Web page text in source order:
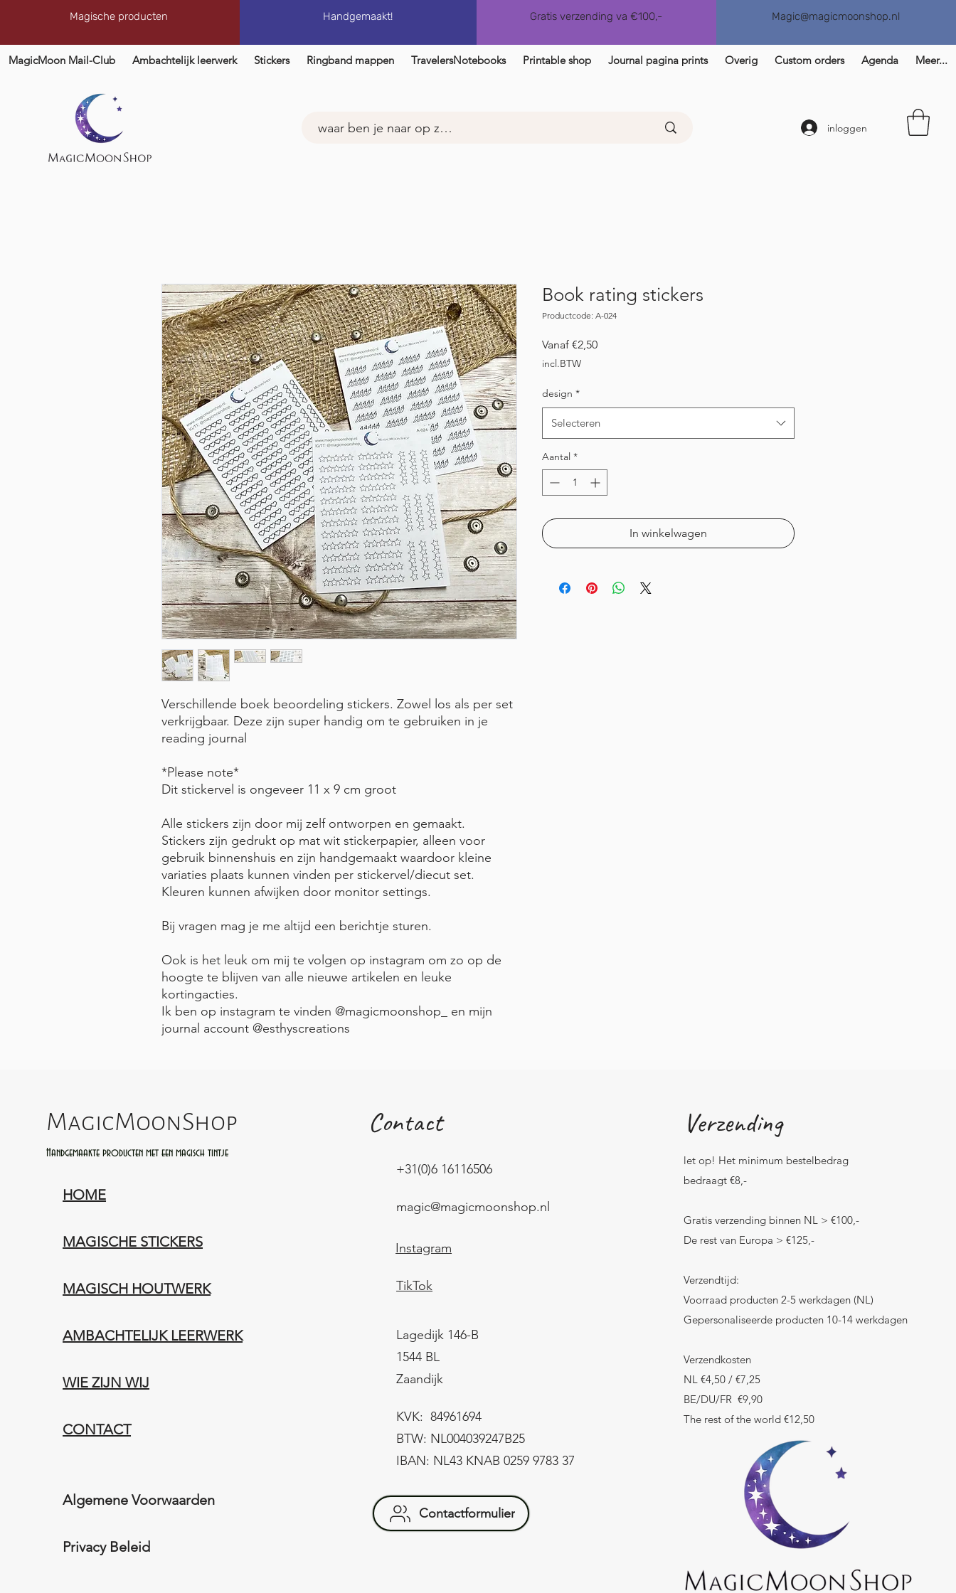
Magische producten Handgemaakt! Gratis verzending va €100,- Magic@magicmoonshop.nl
MagicMoon Mail-Club Ambachtelijk leerwerk Stickers Ringband mappen TravelersNotebooks Printable shop Journal pagina prints Overig Custom orders Agenda Meer...
inloggen
Verschillende boek beoordeling stickers. Zowel los als per set
verkrijgbaar. Deze zijn super handig om te gebruiken in je
reading journal
*Please note*
Dit stickervel is ongeveer 11 x 9 cm groot
Alle stickers zijn door mij zelf ontworpen en gemaakt.
Stickers zijn gedrukt op mat wit stickerpapier, alleen voor
gebruik binnenshuis en zijn handgemaakt waardoor kleine
variaties plaats kunnen vinden per stickervel/diecut set.
Kleuren kunnen afwijken door monitor settings.
Bij vragen mag je me altijd een berichtje sturen.
Ook is het leuk om mij te volgen op instagram om zo op de
hoogte te blijven van alle nieuwe artikelen en leuke
kortingacties.
Ik ben op instagram te vinden @magicmoonshop_ en mijn
journal account @esthyscreations
Book rating stickers
Productcode: A-024
Vanaf €2,50Verkoopprijs
incl.BTW
design *
Selecteren
Aantal *
In winkelwagen
MagicMoonShop
Handgemaakte producten met een magisch tintje
HOME
MAGISCHE STICKERS
MAGISCH HOUTWERK
AMBACHTELIJK LEERWERK​
WIE ZIJN WIJ​​
CONTACT
Algemene Voorwaarden
Privacy Beleid
Contact
+31(0)6 16116506
magic@magicmoonshop.nl
Instagram
TikTok
Lagedijk 146-B
1544 BL
Zaandijk
KVK: 84961694
BTW: NL004039247B25
IBAN: NL43 KNAB 0259 9783 37
Contactformulier
Verzending
let op! Het minimum bestelbedrag
bedraagt €8,-
Gratis verzending binnen NL > €100,-
De rest van Europa > €125,-
Verzendtijd:
Voorraad producten 2-5 werkdagen (NL)
Gepersonaliseerde producten 10-14 werkdagen
Verzendkosten
NL €4,50 / €7,25
BE/DU/FR €9,90
The rest of the world €12,50